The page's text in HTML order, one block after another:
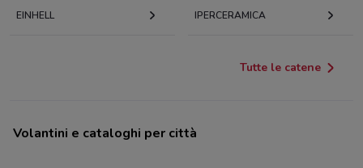
EINHELL IPERCERAMICA
Tutte le catene
Volantini e cataloghi per città